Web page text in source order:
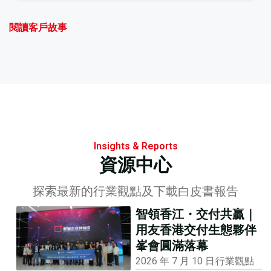
閱讀客戶故事
Insights & Reports
資源中心
探索最新的行業觀點及下載白皮書報告
智領香江・交付共贏｜
用友香港交付生態夥伴
峯會圓滿落幕
2026 年 7 月 10 日 行業觀點